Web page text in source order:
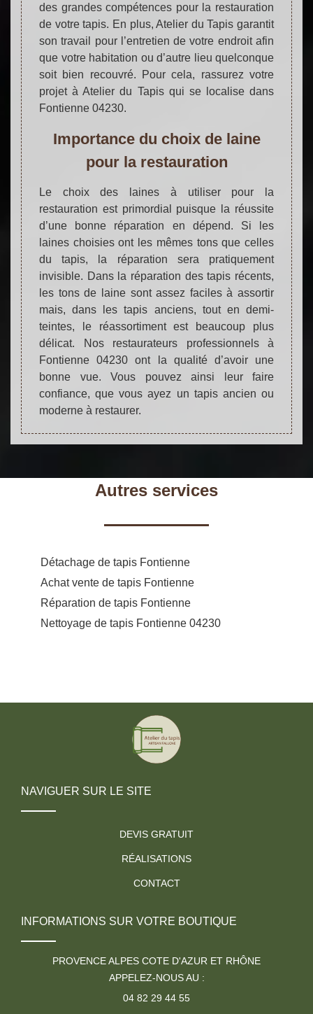
des grandes compétences pour la restauration
de votre tapis. En plus, Atelier du Tapis garantit
son travail pour l’entretien de votre endroit afin
que votre habitation ou d’autre lieu quelconque
soit bien recouvré. Pour cela, rassurez votre
projet à Atelier du Tapis qui se localise dans
Fontienne 04230.
Importance du choix de laine
pour la restauration
Le choix des laines à utiliser pour la
restauration est primordial puisque la réussite
d’une bonne réparation en dépend. Si les
laines choisies ont les mêmes tons que celles
du tapis, la réparation sera pratiquement
invisible. Dans la réparation des tapis récents,
les tons de laine sont assez faciles à assortir
mais, dans les tapis anciens, tout en demi-
teintes, le réassortiment est beaucoup plus
délicat. Nos restaurateurs professionnels à
Fontienne 04230 ont la qualité d’avoir une
bonne vue. Vous pouvez ainsi leur faire
confiance, que vous ayez un tapis ancien ou
moderne à restaurer.
Autres services
Détachage de tapis Fontienne
Achat vente de tapis Fontienne
Réparation de tapis Fontienne
Nettoyage de tapis Fontienne 04230
NAVIGUER SUR LE SITE
DEVIS GRATUIT
RÉALISATIONS
CONTACT
INFORMATIONS SUR VOTRE BOUTIQUE
PROVENCE ALPES COTE D'AZUR ET RHÔNE
APPELEZ-NOUS AU :
04 82 29 44 55